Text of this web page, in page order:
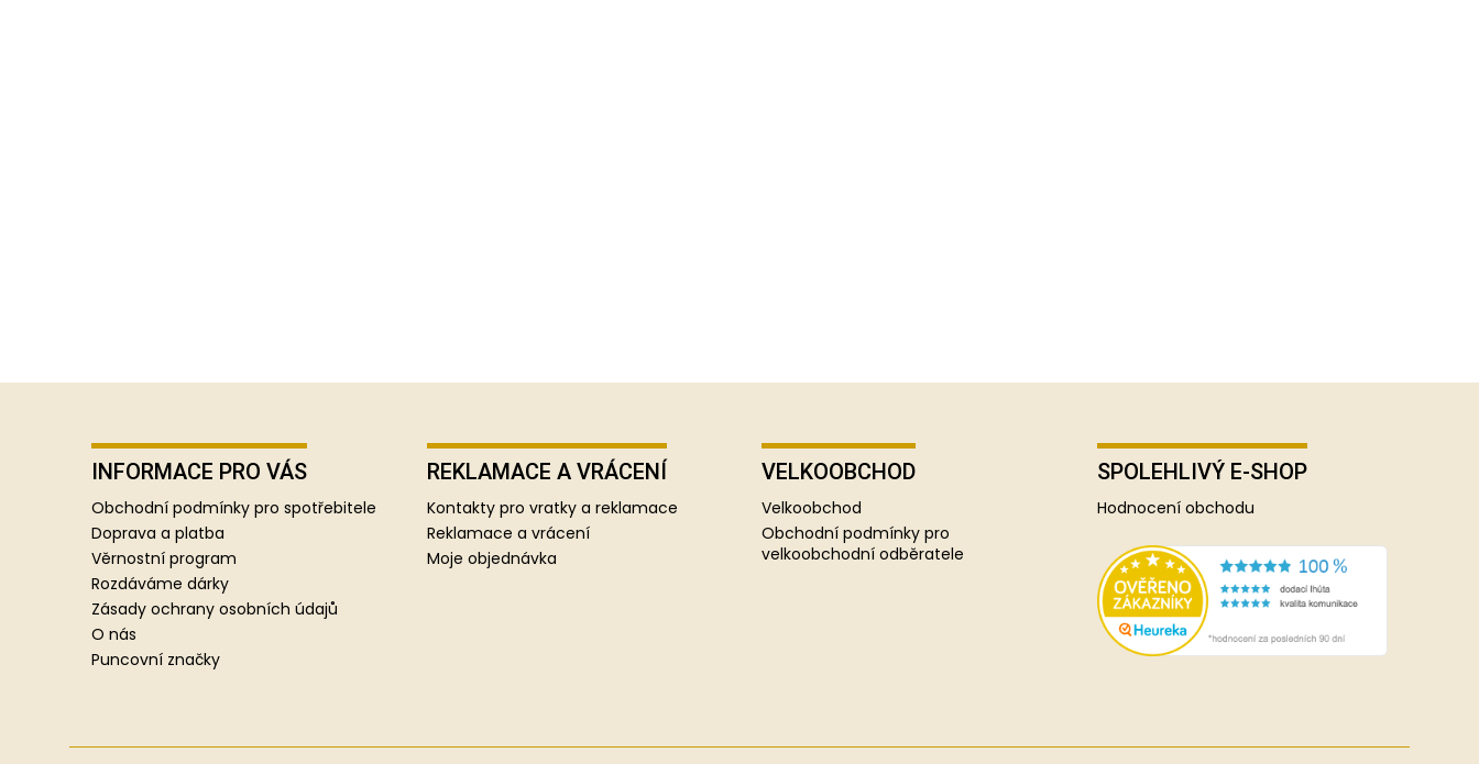
INFORMACE PRO VÁS
Obchodní podmínky pro spotřebitele
Doprava a platba
Věrnostní program
Rozdáváme dárky
Zásady ochrany osobních údajů
O nás
Puncovní značky
REKLAMACE A VRÁCENÍ
Kontakty pro vratky a reklamace
Reklamace a vrácení
Moje objednávka
VELKOOBCHOD
Velkoobchod
Obchodní podmínky pro
velkoobchodní odběratele
SPOLEHLIVÝ E-SHOP
Hodnocení obchodu